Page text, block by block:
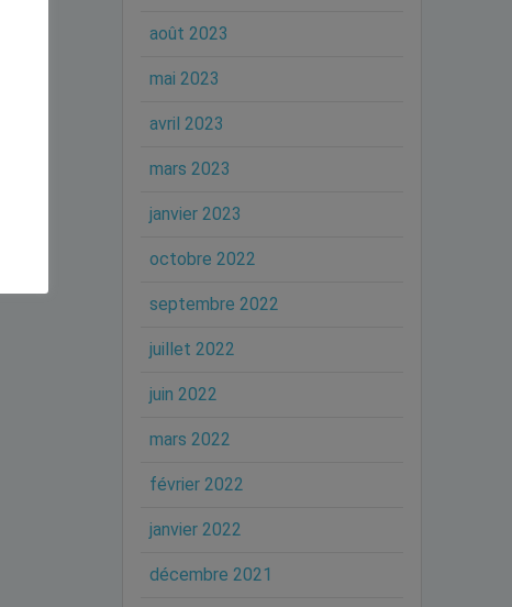
août 2023
mai 2023
avril 2023
mars 2023
janvier 2023
octobre 2022
septembre 2022
juillet 2022
juin 2022
mars 2022
février 2022
janvier 2022
décembre 2021